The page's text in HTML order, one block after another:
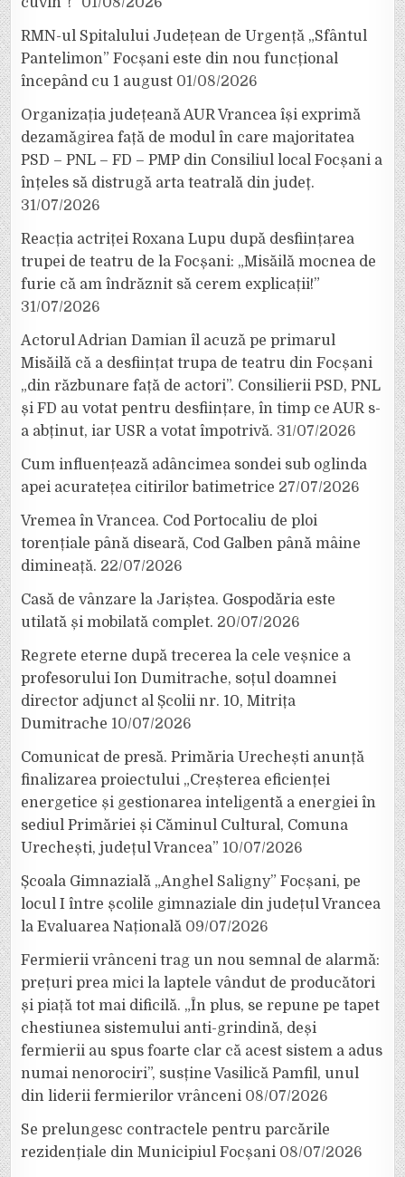
RMN-ul Spitalului Județean de Urgență „Sfântul
Pantelimon” Focșani este din nou funcțional
începând cu 1 august 01/08/2026
Organizația județeană AUR Vrancea își exprimă
dezamăgirea față de modul în care majoritatea
PSD – PNL – FD – PMP din Consiliul local Focșani a
înțeles să distrugă arta teatrală din județ.
31/07/2026
Reacția actriței Roxana Lupu după desființarea
trupei de teatru de la Focșani: „Misăilă mocnea de
furie că am îndrăznit să cerem explicații!”
31/07/2026
Actorul Adrian Damian îl acuză pe primarul
Misăilă că a desființat trupa de teatru din Focșani
„din răzbunare față de actori”. Consilierii PSD, PNL
și FD au votat pentru desființare, în timp ce AUR s-
a abținut, iar USR a votat împotrivă. 31/07/2026
Cum influențează adâncimea sondei sub oglinda
apei acuratețea citirilor batimetrice 27/07/2026
Vremea în Vrancea. Cod Portocaliu de ploi
torențiale până diseară, Cod Galben până mâine
dimineață. 22/07/2026
Casă de vânzare la Jariștea. Gospodăria este
utilată și mobilată complet. 20/07/2026
Regrete eterne după trecerea la cele veșnice a
profesorului Ion Dumitrache, soțul doamnei
director adjunct al Școlii nr. 10, Mitrița
Dumitrache 10/07/2026
Comunicat de presă. Primăria Urechești anunță
finalizarea proiectului „Creșterea eficienței
energetice și gestionarea inteligentă a energiei în
sediul Primăriei și Căminul Cultural, Comuna
Urechești, județul Vrancea” 10/07/2026
Școala Gimnazială „Anghel Saligny” Focșani, pe
locul I între școlile gimnaziale din județul Vrancea
la Evaluarea Națională 09/07/2026
Fermierii vrânceni trag un nou semnal de alarmă:
prețuri prea mici la laptele vândut de producători
și piață tot mai dificilă. „În plus, se repune pe tapet
chestiunea sistemului anti-grindină, deși
fermierii au spus foarte clar că acest sistem a adus
numai nenorociri”, susține Vasilică Pamfil, unul
din liderii fermierilor vrânceni 08/07/2026
Se prelungesc contractele pentru parcările
rezidențiale din Municipiul Focșani 08/07/2026